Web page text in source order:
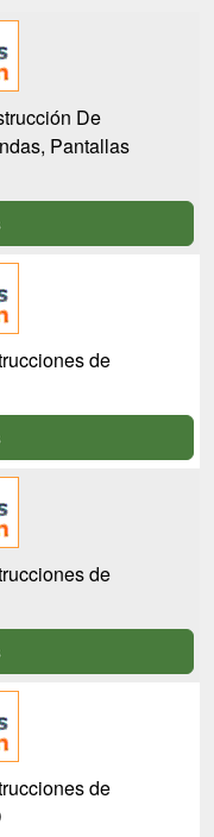
De
Pantallas
de
de
de